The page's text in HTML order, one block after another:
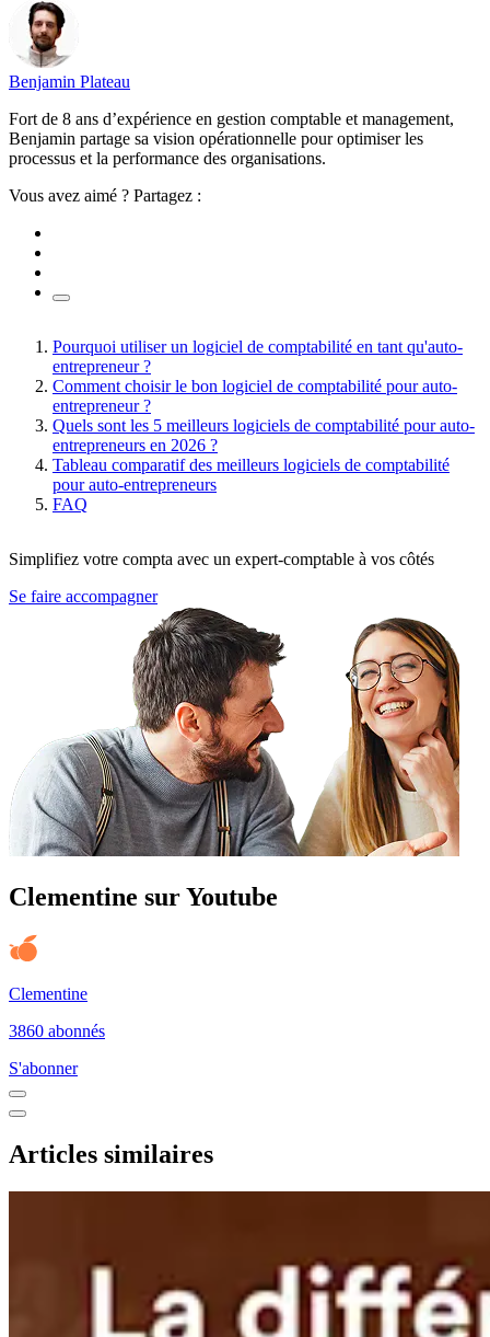
Benjamin Plateau
Fort de 8 ans d’expérience en gestion comptable et management,
Benjamin partage sa vision opérationnelle pour optimiser les
processus et la performance des organisations.
Vous avez aimé ? Partagez :
Pourquoi utiliser un logiciel de comptabilité en tant qu'auto-
entrepreneur ?
Comment choisir le bon logiciel de comptabilité pour auto-
entrepreneur ?
Quels sont les 5 meilleurs logiciels de comptabilité pour auto-
entrepreneurs en 2026 ?
Tableau comparatif des meilleurs logiciels de comptabilité
pour auto-entrepreneurs
FAQ
Simplifiez votre compta avec un expert-comptable à vos côtés
Se faire accompagner
Clementine sur Youtube
Clementine
3860 abonnés
S'abonner
Articles similaires